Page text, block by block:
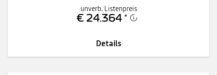
unverb. Listenpreis
€ 24.364 *
Details